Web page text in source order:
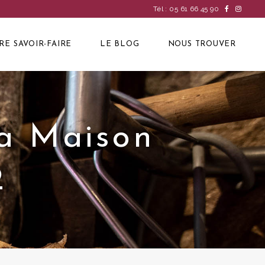
Tél : 05 61 66 45 90
SAVOIR-FAIRE LE BLOG NOUS TROUVER
Maison